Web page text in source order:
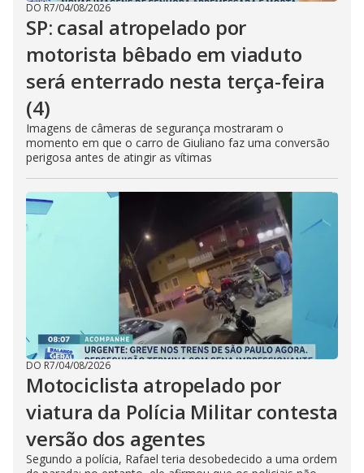
DO R7/04/08/2026
SP: casal atropelado por
motorista bêbado em viaduto
será enterrado nesta terça-feira
(4)
Imagens de câmeras de segurança mostraram o
momento em que o carro de Giuliano faz uma conversão
perigosa antes de atingir as vítimas
DO R7/04/08/2026
Motociclista atropelado por
viatura da Polícia Militar contesta
versão dos agentes
Segundo a polícia, Rafael teria desobedecido a uma ordem